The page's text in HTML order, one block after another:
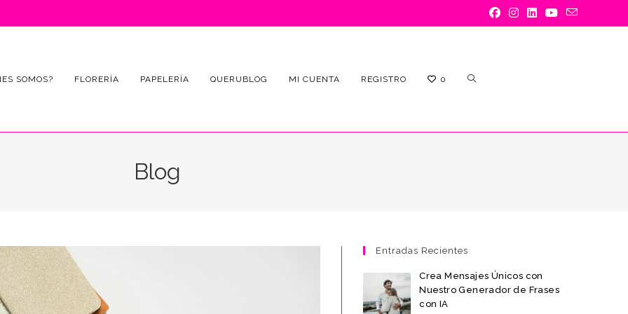
SOMOS? FLORERÍA PAPELERÍA QUERUBLOG MI CUENTA REGISTRO 0 ALTERNAR
DE
Blog
Entradas Recientes
Crea Mensajes Únicos con
Nuestro Generador de Frases
con IA